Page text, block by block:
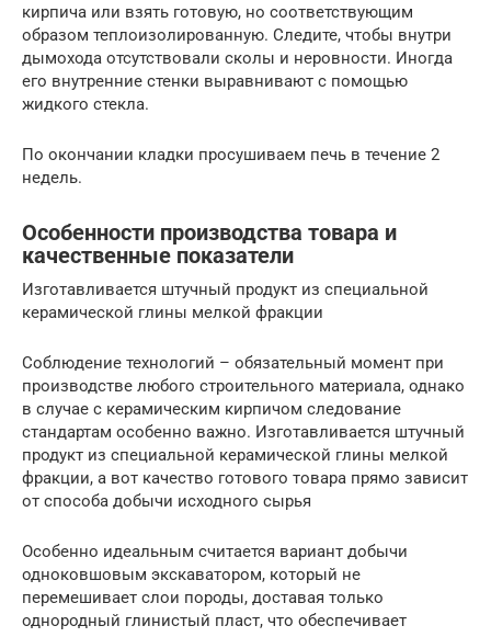
кирпича или взять готовую, но соответствующим
образом теплоизолированную. Следите, чтобы внутри
дымохода отсутствовали сколы и неровности. Иногда
его внутренние стенки выравнивают с помощью
жидкого стекла.
По окончании кладки просушиваем печь в течение 2
недель.
Особенности производства товара и
качественные показатели
Изготавливается штучный продукт из специальной
керамической глины мелкой фракции
Соблюдение технологий – обязательный момент при
производстве любого строительного материала, однако
в случае с керамическим кирпичом следование
стандартам особенно важно. Изготавливается штучный
продукт из специальной керамической глины мелкой
фракции, а вот качество готового товара прямо зависит
от способа добычи исходного сырья
Особенно идеальным считается вариант добычи
одноковшовым экскаватором, который не
перемешивает слои породы, доставая только
однородный глинистый пласт, что обеспечивает